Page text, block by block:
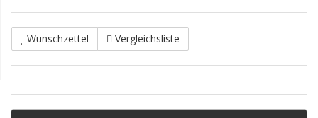
Wunschzettel Vergleichsliste